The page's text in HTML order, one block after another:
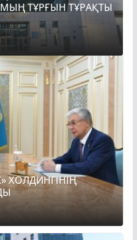
МЫҢ ТҰРҒЫН ТҰРАҚТЫ
ХОЛДИНГІНІҢ